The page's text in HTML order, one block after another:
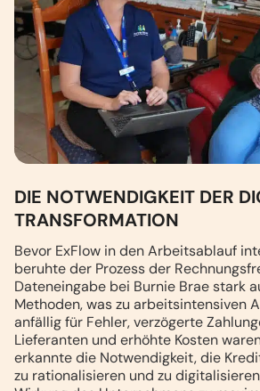
DIE NOTWENDIGKEIT DER
TRANSFORMATION
Bevor ExFlow in den Arbeitsablauf
beruhte der Prozess der
Dateneingabe bei Burnie Brae stark
Methoden, was zu arbeitsintensiven
anfällig für Fehler, verzögerte
Lieferanten und erhöhte Kosten
erkannte die Notwendigkeit, die
zu rationalisieren und zu